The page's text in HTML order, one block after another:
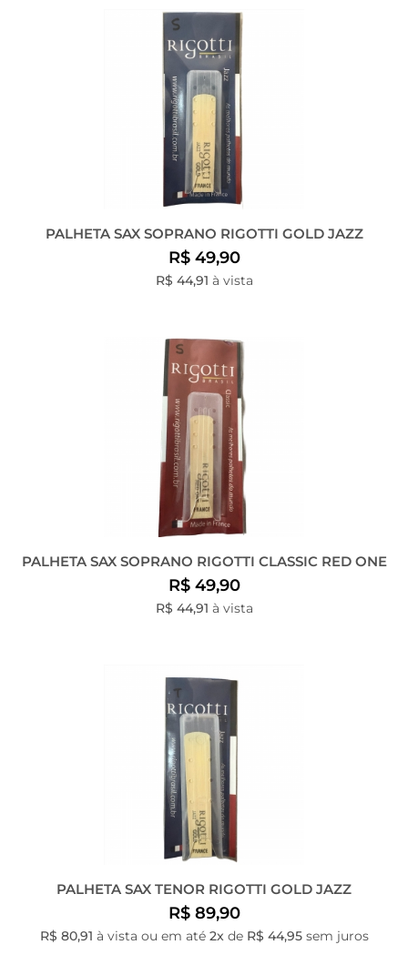
PALHETA SAX SOPRANO RIGOTTI GOLD JAZZ
R$ 49,90
R$ 44,91 à vista
PALHETA SAX SOPRANO RIGOTTI CLASSIC RED ONE
R$ 49,90
R$ 44,91 à vista
PALHETA SAX TENOR RIGOTTI GOLD JAZZ
R$ 89,90
R$ 80,91 à vista ou em até 2xde R$ 44,95sem juros